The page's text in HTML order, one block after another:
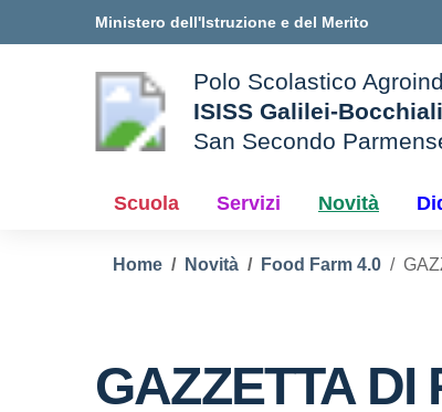
Ministero dell'Istruzione e del Merito
Polo Scolastico
ISISS Galilei-
San Secondo
Scuola Servizi Novità
Home Novità Food Farm 4.0
GAZZETTA DI